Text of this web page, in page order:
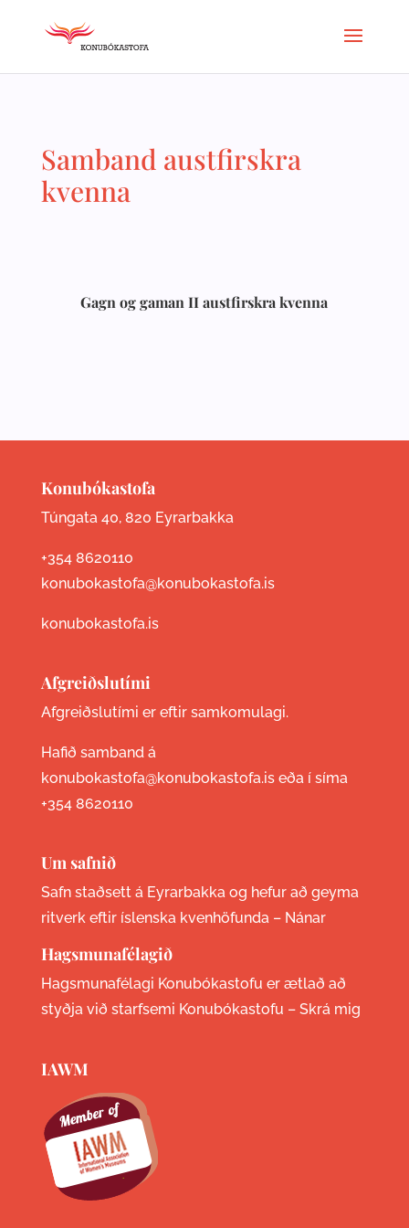
Samband austfirskra
kvenna
Gagn og gaman II austfirskra kvenna
Konubókastofa
Túngata 40, 820 Eyrarbakka
+354 8620110
konubokastofa@konubokastofa.is
konubokastofa.is
Afgreiðslutími
Afgreiðslutími er eftir samkomulagi.
Hafið samband á
konubokastofa@konubokastofa.is eða í síma
+354 8620110
Um safnið
Safn staðsett á Eyrarbakka og hefur að geyma
ritverk eftir íslenska kvenhöfunda – Nánar
Hagsmunafélagið
Hagsmunafélagi Konubókastofu er ætlað að
styðja við starfsemi Konubókastofu – Skrá mig
IAWM